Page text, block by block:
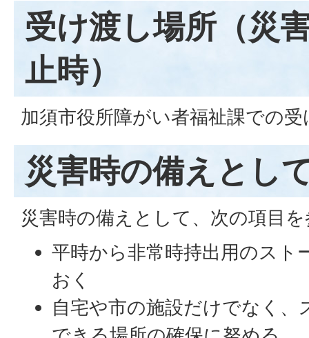
受け渡し場所（災
止時）
加須市役所障がい者福祉課での
災害時の備えとし
災害時の備えとして、次の項目
平時から非常時持出用のスト
おく
自宅や市の施設だけでなく、